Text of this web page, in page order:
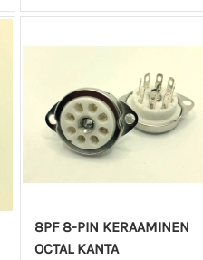
8PF 8-PIN KERAAMINEN
OCTAL KANTA